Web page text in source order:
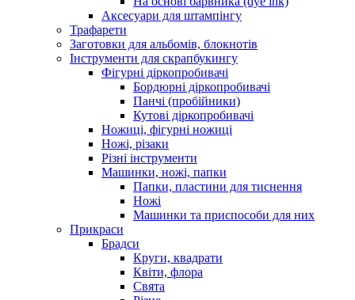
Аксесуари для штампінгу
Трафарети
Заготовки для альбомів, блокнотів
Інструменти для скрапбукингу
Фігурні діркопробивачі
Бордюрні діркопробивачі
Панчі (пробійники)
Кутові діркопробивачі
Ножиці, фігурні ножиці
Ножі, різаки
Різні інструменти
Машинки, ножі, папки
Папки, пластини для тиснення
Ножі
Машинки та приспособи для них
Прикраси
Брадси
Круги, квадрати
Квіти, флора
Свята